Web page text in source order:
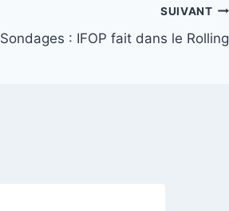
SUIVANT
Sondages : IFOP fait dans le Rolling